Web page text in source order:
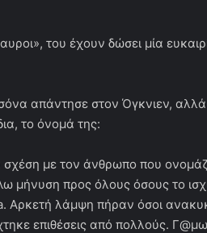
του έχουν δώσει μία
απάντησε στον Όγκνιεν,
το όνομά της:
με τον άνθρωπο που
προς όλους όσους το
Αρκετή λάμψη πήραν όσοι
επιθέσεις από πολλούς.